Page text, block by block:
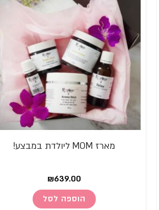
מארז MOM ליולדת במבצע!
₪639.00
הוספה לסל